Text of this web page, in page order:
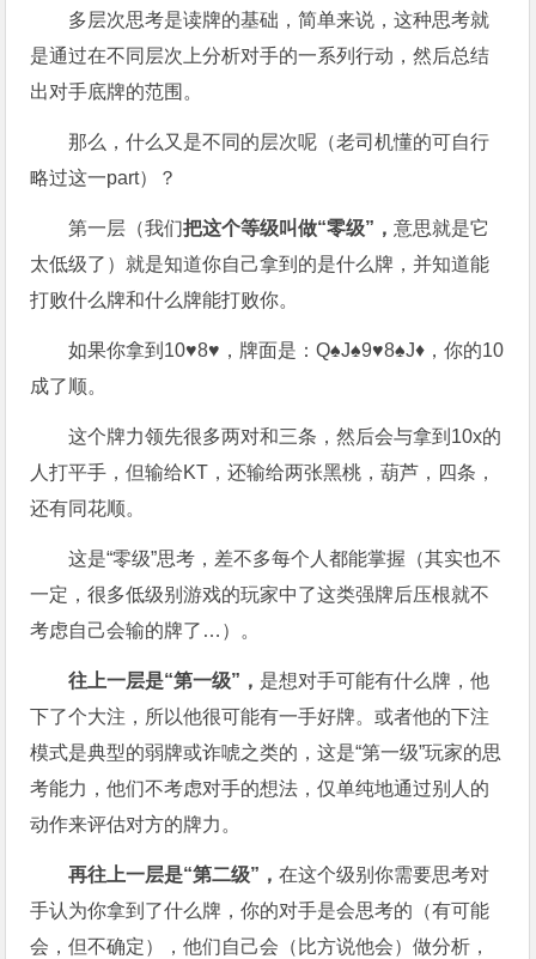
多层次思考是读牌的基础，简单来说，这种思考就
是通过在不同层次上分析对手的一系列行动，然后总结
出对手底牌的范围。
那么，什么又是不同的层次呢（老司机懂的可自行
略过这一part）？
第一层（我们把这个等级叫做“零级”，意思就是它
太低级了）就是知道你自己拿到的是什么牌，并知道能
打败什么牌和什么牌能打败你。
如果你拿到10♥8♥，牌面是：Q♠J♠9♥8♠J♦，你的10
成了顺。
这个牌力领先很多两对和三条，然后会与拿到10x的
人打平手，但输给KT，还输给两张黑桃，葫芦，四条，
还有同花顺。
这是“零级”思考，差不多每个人都能掌握（其实也不
一定，很多低级别游戏的玩家中了这类强牌后压根就不
考虑自己会输的牌了…）。
往上一层是“第一级”， 是想对手可能有什么牌，他
下了个大注，所以他很可能有一手好牌。或者他的下注
模式是典型的弱牌或诈唬之类的，这是“第一级”玩家的思
考能力，他们不考虑对手的想法，仅单纯地通过别人的
动作来评估对方的牌力。
再往上一层是“第二级”，在这个级别你需要思考对
手认为你拿到了什么牌，你的对手是会思考的（有可能
会，但不确定），他们自己会（比方说他会）做分析，